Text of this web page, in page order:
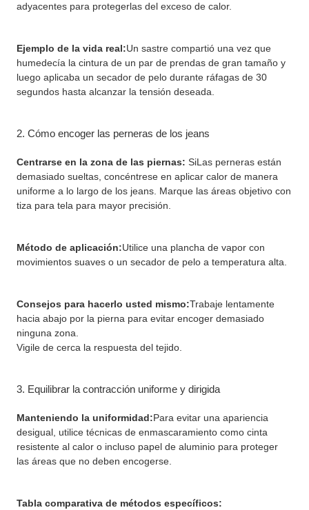
adyacentes para protegerlas del exceso de calor.
Ejemplo de la vida real:Un sastre compartió una vez que
humedecía la cintura de un par de prendas de gran tamaño y
luego aplicaba un secador de pelo durante ráfagas de 30
segundos hasta alcanzar la tensión deseada.
2. Cómo encoger las perneras de los jeans
Centrarse en la zona de las piernas: SiLas perneras están
demasiado sueltas, concéntrese en aplicar calor de manera
uniforme a lo largo de los jeans. Marque las áreas objetivo con
tiza para tela para mayor precisión.
Método de aplicación:Utilice una plancha de vapor con
movimientos suaves o un secador de pelo a temperatura alta.
Consejos para hacerlo usted mismo:Trabaje lentamente
hacia abajo por la pierna para evitar encoger demasiado
ninguna zona.
Vigile de cerca la respuesta del tejido.
3. Equilibrar la contracción uniforme y dirigida
Manteniendo la uniformidad:Para evitar una apariencia
desigual, utilice técnicas de enmascaramiento como cinta
resistente al calor o incluso papel de aluminio para proteger
las áreas que no deben encogerse.
Tabla comparativa de métodos específicos: